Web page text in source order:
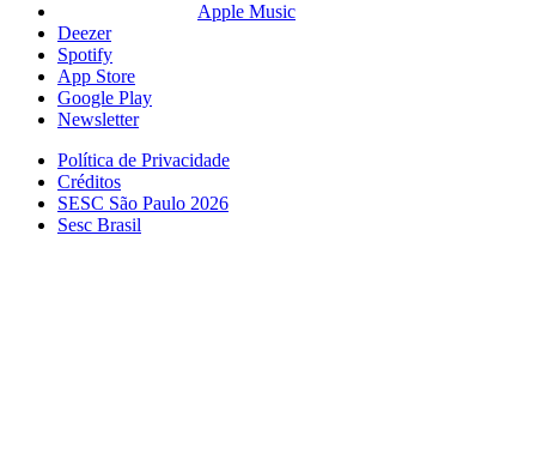
Apple Music
Deezer
Spotify
App Store
Google Play
Newsletter
Política de Privacidade
Créditos
SESC São Paulo 2026
Sesc Brasil